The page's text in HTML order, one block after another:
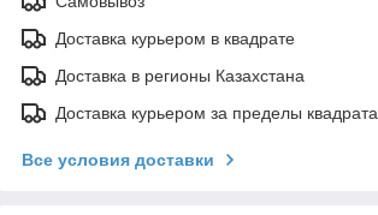
Доставка курьером в квадрате
Доставка в регионы Казахстана
Доставка курьером за пределы квадрата
Все условия доставки